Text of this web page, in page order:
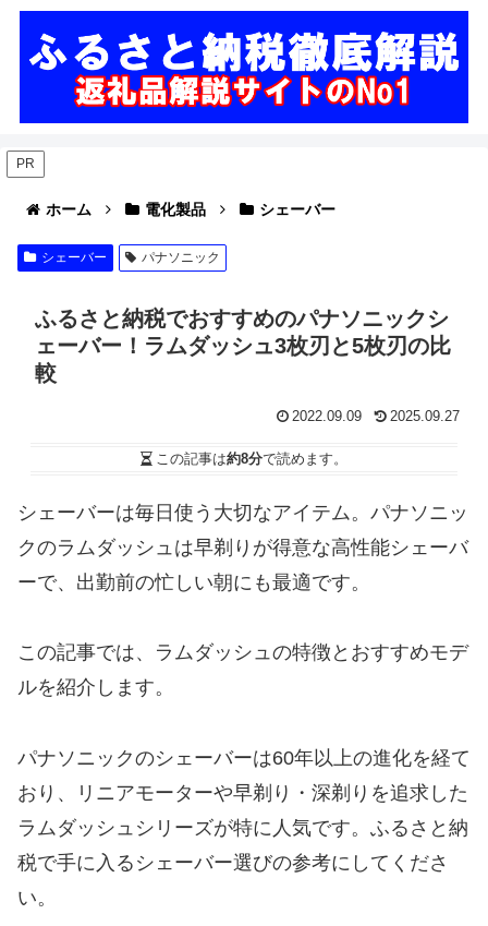
PR
ホーム 電化製品 シェーバー
シェーバー パナソニック
ふるさと納税でおすすめのパナソニックシ
ェーバー！ラムダッシュ3枚刃と5枚刃の比
較
2022.09.09 2025.09.27
この記事は約8分で読めます。
シェーバーは毎日使う大切なアイテム。パナソニッ
クのラムダッシュは早剃りが得意な高性能シェーバ
ーで、出勤前の忙しい朝にも最適です。
この記事では、ラムダッシュの特徴とおすすめモデ
ルを紹介します。
パナソニックのシェーバーは60年以上の進化を経て
おり、リニアモーターや早剃り・深剃りを追求した
ラムダッシュシリーズが特に人気です。ふるさと納
税で手に入るシェーバー選びの参考にしてくださ
い。